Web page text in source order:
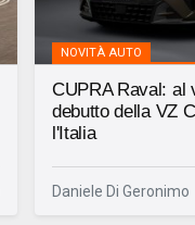
NOVITÀ AUTO
CUPRA Raval: al
debutto della VZ
l'Italia
Daniele Di Geronimo